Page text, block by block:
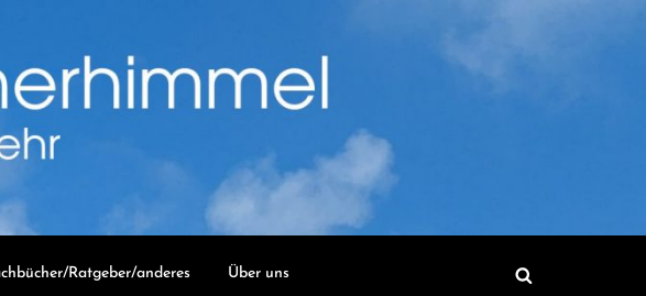
Ratgeber/anderes Über uns